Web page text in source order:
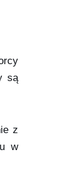
są
z
w